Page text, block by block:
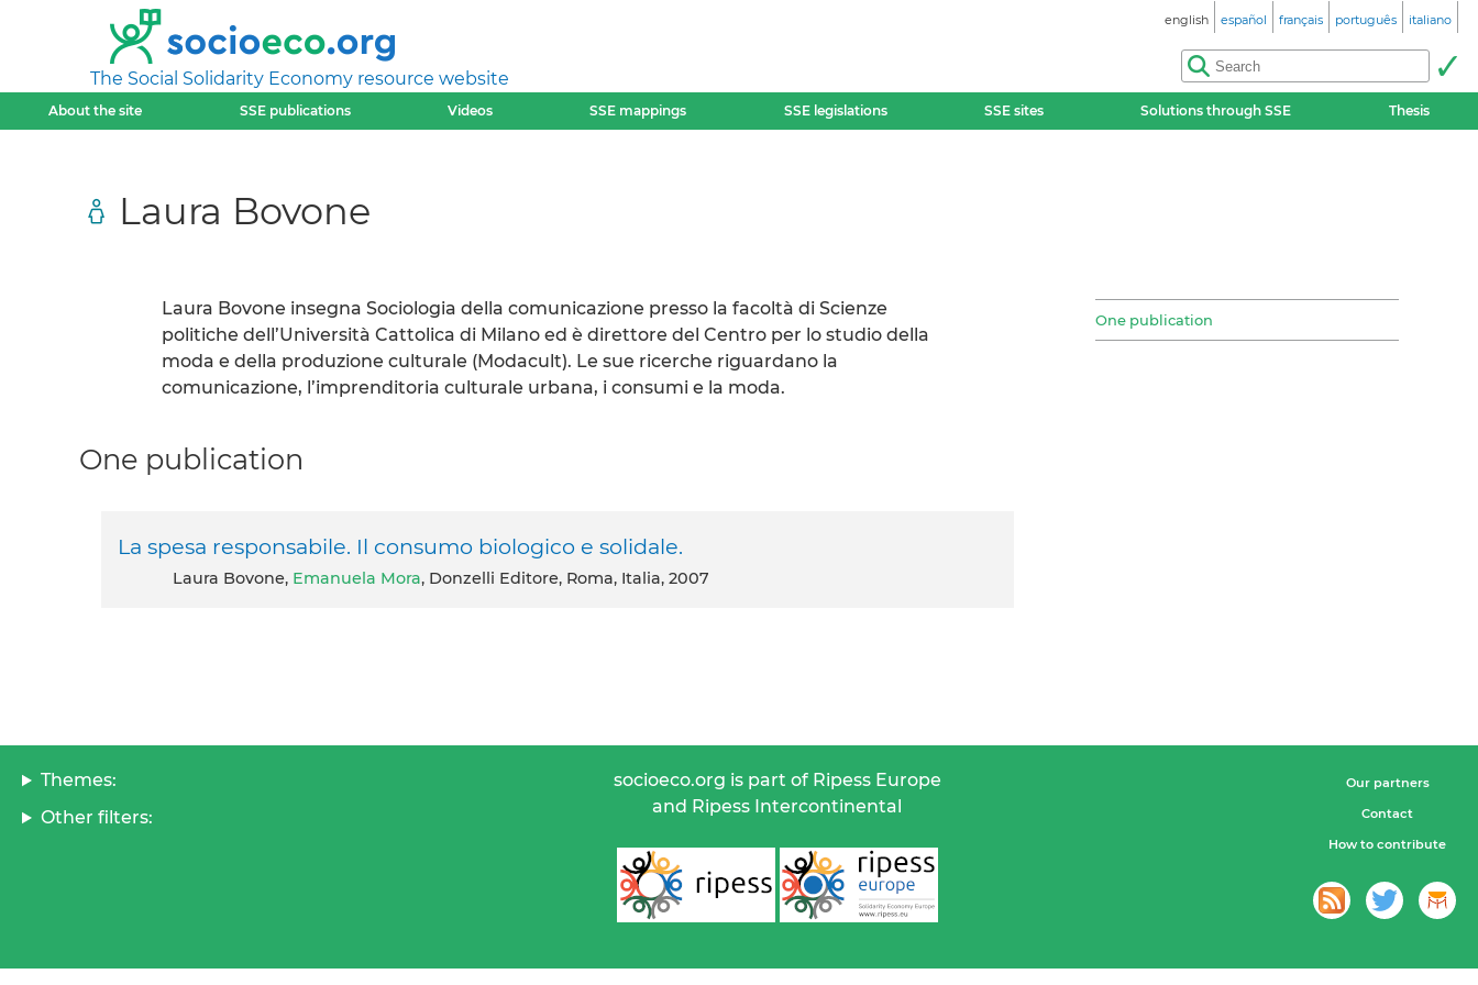
The Social Solidarity Economy resource website
english español français português italiano
About the site SSE publications Videos SSE mappings SSE legislations SSE sites Solutions through SSE Thesis
Laura Bovone
Laura Bovone insegna Sociologia della comunicazione presso la facoltà di Scienze
politiche dell’Università Cattolica di Milano ed è direttore del Centro per lo studio della
moda e della produzione culturale (Modacult). Le sue ricerche riguardano la
comunicazione, l’imprenditoria culturale urbana, i consumi e la moda.
One publication
One publication
La spesa responsabile. Il consumo biologico e solidale.
Laura Bovone, Emanuela Mora, Donzelli Editore, Roma, Italia, 2007
Themes:
Other filters:
socioeco.org is part of Ripess Europe
and Ripess Intercontinental
Our partners
Contact
How to contribute